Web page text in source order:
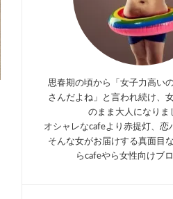
思春期の頃から「女子力高い
さんだよね」と言われ続け、
のまま大人になりま
オシャレなcafeより赤提灯、恋
そんな女がお届けする真面目
らcafeやら女性向けブロ